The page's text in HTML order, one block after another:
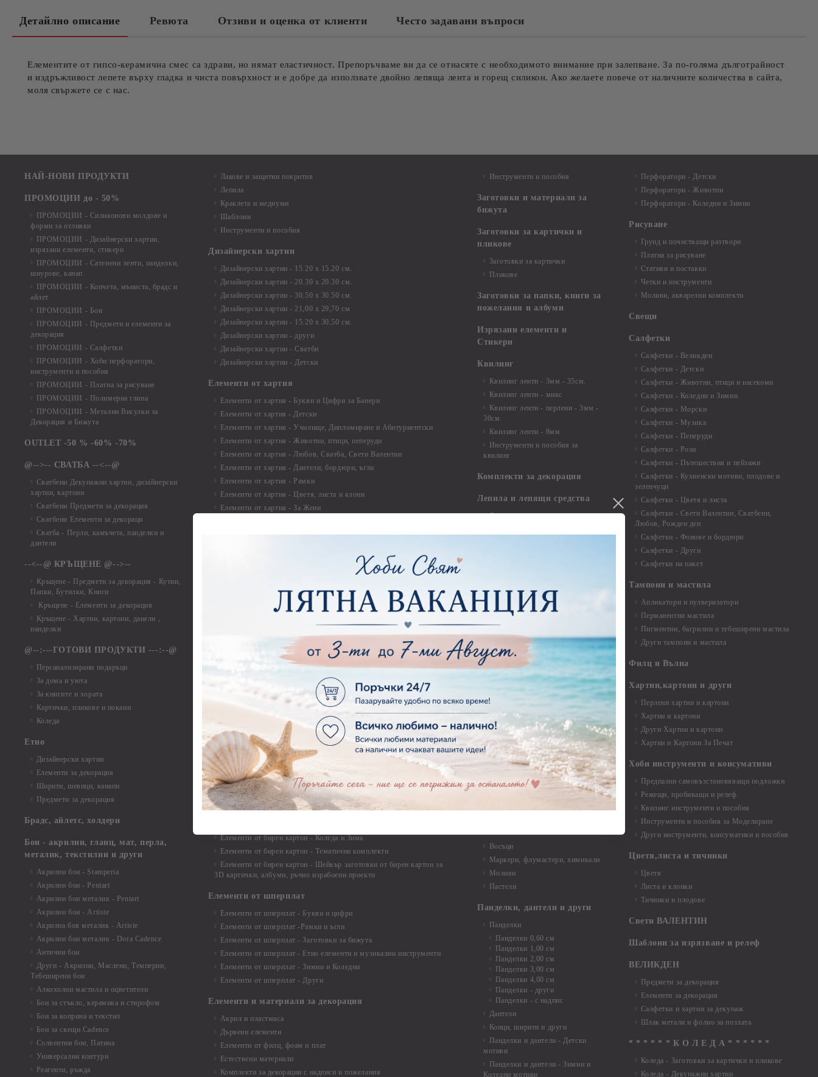
Детайлно описание Ревюта Отзиви и оценка от клиенти Често задавани въпроси
Елементите от гипсо-керамична смес са здрави, но нямат еластичност. Препоръчваме ви да се отнасяте с необходимото внимание при залепване. За по-голяма дълготрайност
и издръжливост лепете върху гладка и чиста повърхност и е добре да използвате двойно лепяща лента и горещ силикон. Ако желаете повече от наличните количества в сайта,
моля свържете се с нас.
НАЙ-НОВИ ПРОДУКТИ
ПРОМОЦИИ до - 50%
ПРОМОЦИИ - Силиконови молдове и
форми за отливки
ПРОМОЦИИ - Дизайнерски хартии,
изрязани елементи, стикери
ПРОМОЦИИ - Сатенени ленти, панделки,
шнурове, канап
ПРОМОЦИИ - Копчета, мъниста, брадс и
айлет
ПРОМОЦИИ - Бои
ПРОМОЦИИ - Предмети и елементи за
декорация
ПРОМОЦИИ - Салфетки
ПРОМОЦИИ - Хоби перфоратори,
инструменти и пособия
ПРОМОЦИИ - Платна за рисуване
ПРОМОЦИИ - Полимерна глина
ПРОМОЦИИ - Метални Висулки за
Декорация и Бижута
OUTLET -50 % -60% -70%
@-->-- СВАТБА --<--@
Сватбени Декупажни хартии, дизайнерски
хартии, картони
Сватбени Предмети за декорация
Сватбени Елементи за декораци
Сватба - Перли, камъчета, панделки и
дантели
--<--@ КРЪЩЕНЕ @-->--
Кръщене - Предмети за декорация - Кутии,
Папки, Бутилки, Книги
Кръщене - Елементи за декорация
Кръщене - Хартии, картони, данели ,
панделки
@--:---ГОТОВИ ПРОДУКТИ ---:--@
Персанализирани подаръци
За дома и уюта
За книгите и хората
Картички, пликове и покани
Коледа
Етно
Дизайнерски хартии
Елементи за декорация
Ширити, шевици, канапи
Предмети за декорация
Брадс, айлетс, холдери
Бои - акрилни, гланц, мат, перла,
металик, текстилни и други
Акрилни бои - Stamperia
Акрилни бои - Pentart
Акрилни бои металик - Pentart
Акрилни бои - Artiste
Акрилна боя металик - Artiste
Акрилни бои металик - Dora Cadence
Антични бои
Други - Акрилни, Маслени, Темперни,
Тебеширени бои
Алкохолни мастила и оцветители
Бои за стъкло, керамика и стирофом
Бои за коприна и текстил
Бои за свещи Cadence
Солвентни бои, Патина
Универсални контури
Реагенти, ръжда
Лакове и защитни покрития
Лепила
Краклета и медиуми
Шаблони
Инструменти и пособия
Дизайнерски хартии
Дизайнерски хартии - 15.20 х 15.20 см.
Дизайнерски хартии - 20.30 х 20.30 см.
Дизайнерски хартии - 30.50 х 30.50 см.
Дизайнерски хартии - 21,00 х 29,70 см
Дизайнерски хартии - 15.20 x 30.50 см.
Дизайнерски хартии - други
Дизайнерски хартии - Сватби
Дизайнерски хартии - Детски
Елементи от хартия
Елементи от хартия - Букви и Цифри за Банери
Елементи от хартия - Детски
Елементи от хартия - Училище, Дипломиране и Абитуриентски
Елементи от хартия - Животни, птици, пеперуди
Елементи от хартия - Любов, Сватба, Свети Валентин
Елементи от хартия - Дантели, бордюри, ъгли
Елементи от хартия - Рамки
Елементи от хартия - Цветя, листа и клони
Елементи от хартия - За Жени
Елементи от хартия - Морски
Елементи от хартия - Пътешествия и Фото моменти
Елементи то хартия - Такове, табелки, етикети
Елементи от хартия - Многопластови елементи
Елементи от хартия - Други
Елементи от хартия - Готови композиции
Елементи от хартия - Коледа и Зима
Елементи от бирен картон
Елементи от бирен картон - Декоративни рамки
Елементи от бирен картон - Надписи на български
Елементи от бирен картон - Ъгли и орнаменти
Елементи от бирен картон - Сватба
Елементи от бирен картон - Училище, Дипломиране и Завършване
Елементи от бирен картон - Бебшки и Детски елементи
Елементи от бирен картон - Цветя и Животни
Елементи от бирен картон - Стиймпънк и Мъжки елементи
Елементи от бирен картон - Пътешестия - море, планина ,транспорт
Елементи от бирен картон - Други
Елементи от бирен картон - Коледа и Зима
Елементи от бирен картон - Тематични комплекти
Елементи от бирен картон - Шейкър заготовки от бирен картон за
3D картички, албуми, ръчно израбоени проекти
Елементи от шперплат
Елементи от шперплат - Букви и цифри
Елементи от шперплат -Рамки и ъгли
Елементи от шперплат - Заготовки за бижута
Елементи от шперплат - Етно елементи и музикални инструменти
Елементи от шперплат - Зимни и Коледни
Елементи от шперплат - Други
Елементи и материали за декорация
Акрил и пластмаса
Дървени елементи
Елементи от филц, фоам и плат
Естествени материали
Комплекти за декорации с надписи и пожелания
Инструменти и пособия
Заготовки и материали за
бижута
Заготовки за картички и
пликове
Заготовки за картички
Пликове
Заготовки за папки, книги за
пожелания и албуми
Изрязани елементи и
Стикери
Квилинг
Квилинг ленти - 3мм - 35см.
Квилинг ленти - микс
Квилинг ленти - перлени - 3мм -
30см.
Квилинг ленти - 8мм
Инструменти и пособия за
квилинг
Комплекти за декорация
Лепила и лепящи средства
Лепила
Силикон
Фото ъгли
Макраме
Макраме Основи - до 6,00 см
Макраме Основи - 7,00 - 15,00 см
Макраме Основи - над 15,00 см
Макраме - Други материали
Опаковки
Мебелен обков и аксесоари
Дръжки
Закачалки
Крака за мебели
Други аксесоари, материали и
Восъци
Маркери, флумастери, химикали
Моливи
Пастели
Панделки, дантели и други
Панделки
Панделки 0,60 см
Панделки 1,00 см
Панделки 2,00 см
Панделки 3,00 см
Панделки 4,00 см
Панделки - други
Панделки - с надпис
Дантели
Конци, ширити и други
Панделки и дантели - Детски
мотиви
Панделки и дантели - Зимни и
Коледни мотиви
Перфоратори - Детски
Перфоратори - Животни
Перфоратори - Коледни и Зимни
Рисуване
Грунд и почистващи разтвори
Платна за рисуване
Стативи и поставки
Четки и инструменти
Моливи, акварелни комплекти
Свещи
Салфетки
Салфетки - Великден
Салфетки - Детски
Салфетки - Животни, птици и насекоми
Салфетки - Коледни и Зимни
Салфетки - Морски
Салфетки - Музика
Салфетки - Пеперуди
Салфетки - Рози
Салфетки - Пътешествия и пейзажи
Салфетки - Кухненски мотиви, плодове и
зеленчуци
Салфетки - Цветя и листа
Салфетки - Свети Валентин, Сватбени,
Любов, Рожден ден
Салфетки - Фонове и бордюри
Салфетки - Други
Салфетки на пакет
Тампони и мастила
Апликатори и пулверизатори
Перманентни мастила
Пигментни, багрилни и тебеширени мастила
Други тампони и мастила
Филц и Вълна
Хартии,картони и други
Перлени хартии и картони
Хартии и картони
Други Хартии и картони
Хартии и Картони За Печат
Хоби инструменти и консумативи
Предпазни самовъзстановяващи подложки
Режещи, пробиващи и релеф
Квилинг инструменти и пособия
Инструменти и пособия за Моделиране
Други инструменти, консумативи и пособия
Цветя,листа и тичинки
Цветя
Листа и клонки
Тичинки и плодове
Свети ВАЛЕНТИН
Шаблони за изрязване и релеф
ВЕЛИКДЕН
Предмети за декорация
Елементи за декорация
Салфетки и хартии за декупаж
Шлак метали и фолио за позлата
* * * * * * К О Л Е Д А * * * * * *
Коледа - Заготовки за картички и пликове
Коледа - Декупажни хартии